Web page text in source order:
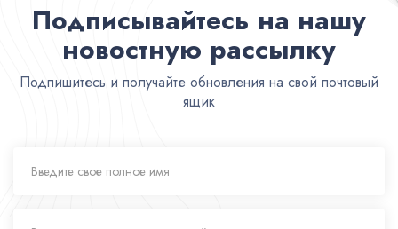
Подписывайтесь на нашу
новостную рассылку
Подпишитесь и получайте обновления на свой почтовый
ящик